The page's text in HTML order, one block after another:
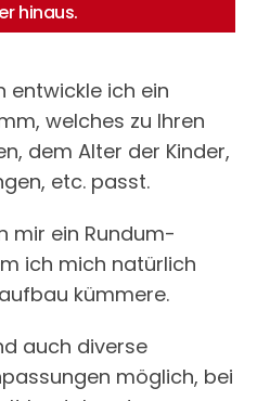
hinaus.
entwickle ich ein
welches zu Ihren
dem Alter der Kinder,
etc. passt.
mir ein Rundum-
ich mich natürlich
kümmere.
auch diverse
möglich, bei